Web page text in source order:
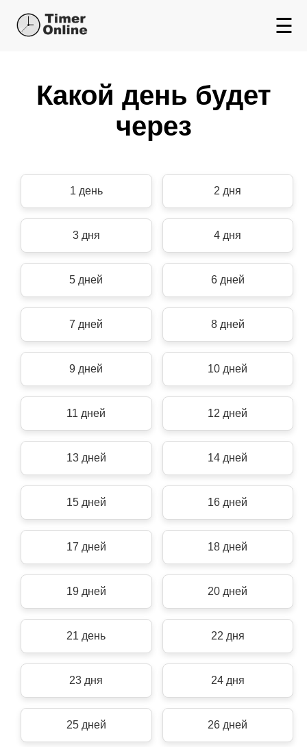
☰
Какой день будет
через
1 день 2 дня
3 дня 4 дня
5 дней 6 дней
7 дней 8 дней
9 дней 10 дней
11 дней 12 дней
13 дней 14 дней
15 дней 16 дней
17 дней 18 дней
19 дней 20 дней
21 день 22 дня
23 дня 24 дня
25 дней 26 дней